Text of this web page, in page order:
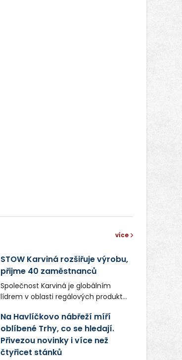
více
STOW Karviná rozšiřuje výrobu,
přijme 40 zaměstnanců
Společnost Karviná je globálním
lídrem v oblasti regálových produktů
zaměstnavatelem na Karvinsku a
firmou s obrovským potenciálem.
Na Havlíčkovo nábřeží míří
oblíbené Trhy, co se hledají.
Přivezou novinky i více než
čtyřicet stánků